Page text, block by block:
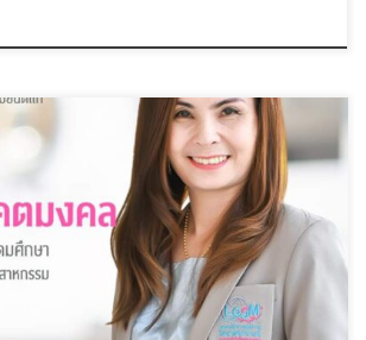
อาจารย์ฐชาดา โคตมงคล ในโอกาสที่ได้รับการ